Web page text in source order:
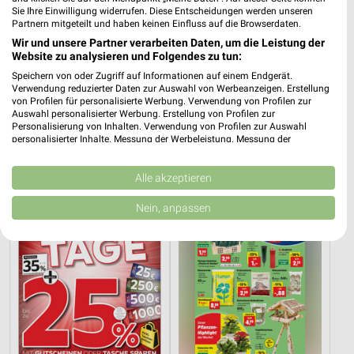
2,4 km
Wohnen Spezial
Gültig bis Fr. 14.08.
2,4 km
Dieter Knoll
Gültig bis Fr. 14.08.
Sie Ihre Einwilligung widerrufen. Diese Entscheidungen werden unseren
Partnern mitgeteilt und haben keinen Einfluss auf die Browserdaten.
Wir und unsere Partner verarbeiten Daten, um die Leistung der
Website zu analysieren und Folgendes zu tun:
Speichern von oder Zugriff auf Informationen auf einem Endgerät.
Verwendung reduzierter Daten zur Auswahl von Werbeanzeigen. Erstellung
von Profilen für personalisierte Werbung. Verwendung von Profilen zur
Auswahl personalisierter Werbung. Erstellung von Profilen zur
Personalisierung von Inhalten. Verwendung von Profilen zur Auswahl
personalisierter Inhalte. Messung der Werbeleistung. Messung der
Kombinationen von Daten aus verschiedenen Quellen. Entwicklung und
Verbesserung der Angebote. Verwendung reduzierter Daten zur Auswahl
von Inhalten.
Daten können außerhalb der Europäischen Union weitergegeben und in die
USA gesendet werden.
Website/App.
Partnerliste anzeigen (1 IAB-Anbieter)
Wir nutzen Ihre Daten für folgende Zwecke:
IAB-Verarbeitungszwecke:
Speichern von oder Zugriff auf Informationen
auf einem Endgerät
Alle akzeptieren
Nein, anpassen